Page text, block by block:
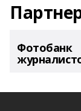
Фотобанк